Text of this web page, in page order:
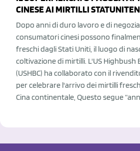
CINESE AI MIRTILLI
Dopo anni di duro lavoro e di
consumatori cinesi possono
freschi dagli Stati Uniti, il luogo di
coltivazione di mirtilli. L'US Highbush
(USHBC) ha collaborato con il
per celebrare l'arrivo dei mirtilli
Cina continentale, Questo segue